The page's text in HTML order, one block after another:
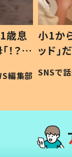
歳息
？」
編集部
小1か
ッド」
作り
#令和
SNSで